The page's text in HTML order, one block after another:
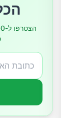
לעסו את
קחו את
אכלו